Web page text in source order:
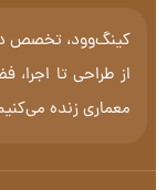
کینگ‌وود، تخصص در
از طراحی تا اجرا،
معماری زنده